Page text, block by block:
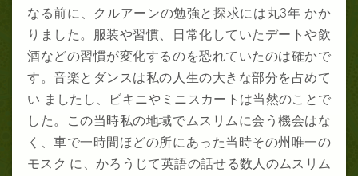
なる前に、クルアーンの勉強と探求には丸3年 かか
りました。服装や習慣、日常化していたデートや飲
酒などの習慣が変化するのを恐れていたのは確かで
す。音楽とダンスは私の人生の大きな部分を占めて
い ましたし、ビキニやミニスカートは当然のことで
した。この当時私の地域でムスリムに会う機会はな
く、車で一時間ほどの所にあった当時その州唯一の
モスク に、かろうじて英語の話せる数人のムスリム